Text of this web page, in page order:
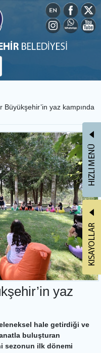
Büyükşehir’in yaz kampında
yaz
hale getirdiği ve
buluşturan
sezonun ilk dönemi